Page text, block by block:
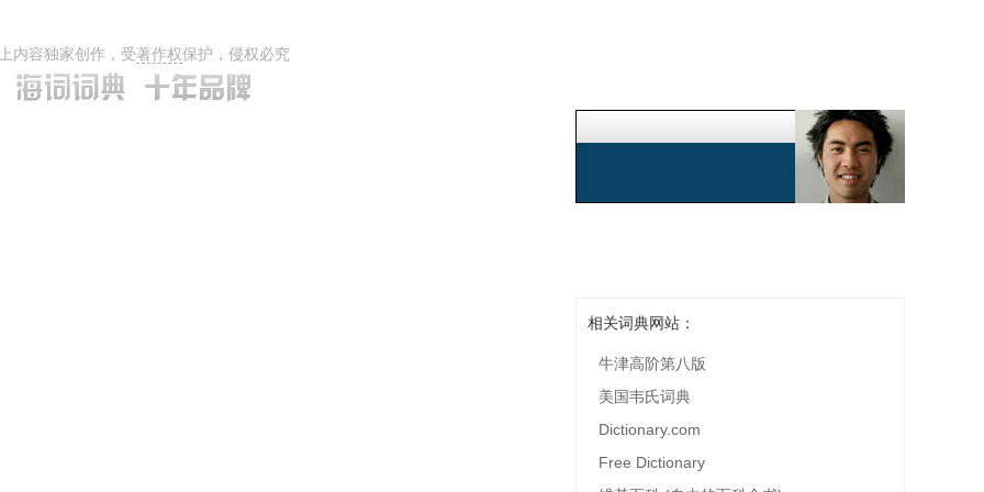
内容独家创作，受著作权保护，侵权必究
相关词典网站：
牛津高阶第八版
美国韦氏词典
Dictionary.com
Free Dictionary